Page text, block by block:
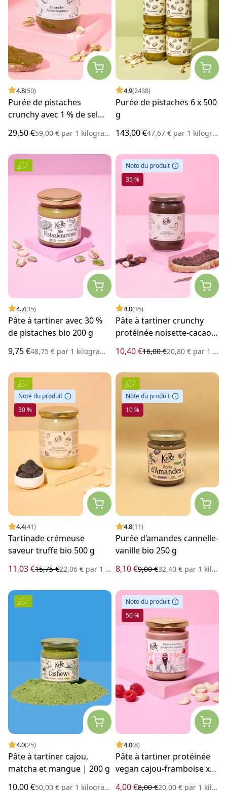
4.8(50)
Purée de pistaches
crunchy avec 1 % de sel
29,50 €59,00 € par 1 kilogramme
4.9(2438)
Purée de pistaches 6 x 500
g
143,00 €47,67 € par 1 kilogramme
4.7(35)
Pâte à tartiner avec 30 %
de pistaches bio 200 g
9,75 €48,75 € par 1 kilogramme
Note du produit
35 %
4.0(35)
Pâte à tartiner crunchy
protéinée noisette-cacao
10,40 €16,00 €20,80 € par 1 kilogramme
Note du produit
30 %
4.4(41)
Tartinade crémeuse
saveur truffe bio 500 g
11,03 €15,75 €22,06 € par 1 kilogramme
Note du produit
10 %
4.8(11)
Purée d’amandes cannelle-
vanille bio 250 g
8,10 €9,00 €32,40 € par 1 kilogramme
4.0(25)
Pâte à tartiner cajou,
matcha et mangue | 200 g
10,00 €50,00 € par 1 kilogramme
Note du produit
50 %
4.0(8)
Pâte à tartiner protéinée
vegan cajou-framboise x
4,00 €8,00 €20,00 € par 1 kilogramme